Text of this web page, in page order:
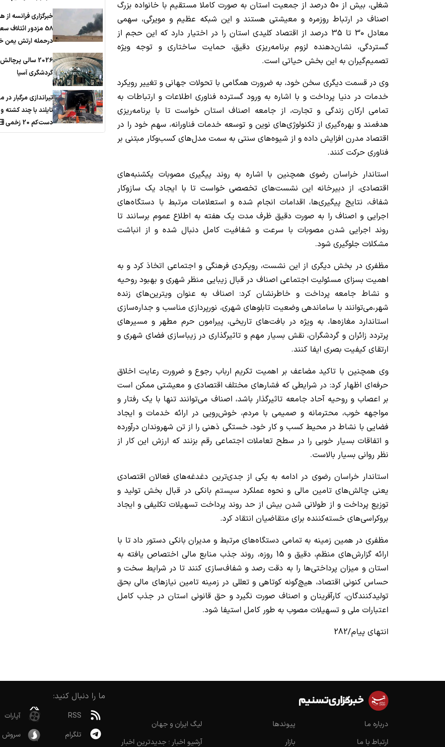
شغلی، بیش از 50 درصد از جمعیت استان به صورت کاملا مستقیم با خانواده بزرگ
اصناف در ارتباط روزمره و معیشتی هستند و این شبکه عظیم و مویرگی، سهمی
معادل 30 تا 35 درصد از اقتصاد کلیدی استان را در اختیار دارد که این حجم از
گستردگی، نشان‌دهنده لزوم برنامه‌ریزی دقیق، حمایت ساختاری و توجه ویژه
تصمیم‌گیران به این بخش حیاتی است.
وی در قسمت دیگری سخن خود، به ضرورت همگامی با تحولات جهانی و تغییر رویکرد
خدمات در دنیا پرداخت و با اشاره به ورود گسترده فناوری اطلاعات و ارتباطات به
تمامی ارکان زندگی و تجارت، از جامعه اصناف استان خواست تا با برنامه‌ریزی
هدفمند و بهره‌گیری از تکنولوژی‌های نوین و توسعه خدمات فناورانه، سهم خود را در
اقتصاد مدرن افزایش داده و از شیوه‌های سنتی به سمت مدل‌های کسب‌وکار مبتنی بر
فناوری حرکت کنند.
استاندار خراسان رضوی همچنین با اشاره به روند پیگیری مصوبات یکشنبه‌های
اقتصادی، از دبیرخانه این نشست‌های تخصصی خواست تا با ایجاد یک سازوکار
شفاف، نتایج پیگیری‌ها، اقدامات انجام شده و استعلامات مرتبط با دستگاه‌های
اجرایی و اصناف را به صورت دقیق ظرف مدت یک هفته به اطلاع عموم برسانند تا
روند اجرایی شدن مصوبات با سرعت و شفافیت کامل دنبال شده و از انباشت
مشکلات جلوگیری شود.
مظفری در بخش دیگری از این نشست، رویکردی فرهنگی و اجتماعی اتخاذ کرد و به
اهمیت بسزای مسئولیت اجتماعی اصناف در قبال زیبایی منظر شهری و بهبود روحیه
و نشاط جامعه پرداخت و خاطرنشان کرد: اصناف به عنوان ویترین‌های زنده
شهر،می‌توانند با ساماندهی وضعیت تابلوهای شهری، نورپردازی مناسب و جداره‌سازی
استاندارد مغازه‌ها، به ویژه در بافت‌های تاریخی، پیرامون حرم مطهر و مسیرهای
پرتردد زائران و گردشگران، نقش بسیار مهم و تاثیرگذاری در زیباسازی فضای شهری و
ارتقای کیفیت بصری ایفا کنند.
وی همچنین با تاکید مضاعف بر اهمیت تکریم ارباب رجوع و ضرورت رعایت اخلاق
حرفه‌ای اظهار کرد: در شرایطی که فشارهای مختلف اقتصادی و معیشتی ممکن است
بر اعصاب و روحیه آحاد جامعه تاثیرگذار باشد، اصناف می‌توانند تنها با یک رفتار و
مواجهه خوب، محترمانه و صمیمی با مردم، خوش‌رویی در ارائه خدمات و ایجاد
فضایی با نشاط در محیط کسب و کار خود، خستگی ذهنی را از تن شهروندان درآورده
و اتفاقات بسیار خوبی را در سطح تعاملات اجتماعی رقم بزنند که ارزش این کار از
نظر روانی بسیار بالاست.
استاندار خراسان رضوی در ادامه به یکی از جدی‌ترین دغدغه‌های فعالان اقتصادی
یعنی چالش‌های تامین مالی و نحوه عملکرد سیستم بانکی در قبال بخش تولید و
توزیع پرداخت و از طولانی شدن بیش از حد روند پرداخت تسهیلات تکلیفی و ایجاد
بروکراسی‌های خسته‌کننده برای متقاضیان انتقاد کرد.
مظفری در همین زمینه به تمامی دستگاه‌های مرتبط و مدیران بانکی دستور داد تا با
ارائه گزارش‌های منظم، دقیق و 15 روزه، روند جذب منابع مالی اختصاص یافته به
استان و میزان پرداختی‌ها را به دقت رصد و شفاف‌سازی کنند تا در شرایط سخت و
حساس کنونی اقتصاد، هیچ‌گونه کوتاهی و تعللی در زمینه تامین نیازهای مالی بحق
تولیدکنندگان، کارآفرینان و اصناف صورت نگیرد و حق قانونی استان در جذب کامل
اعتبارات ملی و تسهیلات مصوب به طور کامل استیفا شود.
انتهای پیام/282
خبرگزاری فرانسه از
58 مزدور ائتلاف
درحمله ارتش یمن
2026 سالی
گردشگری آسیا
تیراندازی مرگبار در
تایلند با چند کشته و
دست‌کم 20 زخمی
درباره ما
ارتباط با ما
پیوندها
بازار
لیگ ایران و جهان
آرشیو اخبار ؛ جدیدترین اخبار
ما را دنبال کنید:
RSS
تلگرام
آپارات
سروش